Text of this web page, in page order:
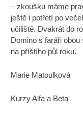
– zkoušku máme
ještě i potřetí po
učiliště. Dvakrát do
Domino s faráři
na příštího půl roku.
Marie Matoulková
Kurzy Alfa a Beta